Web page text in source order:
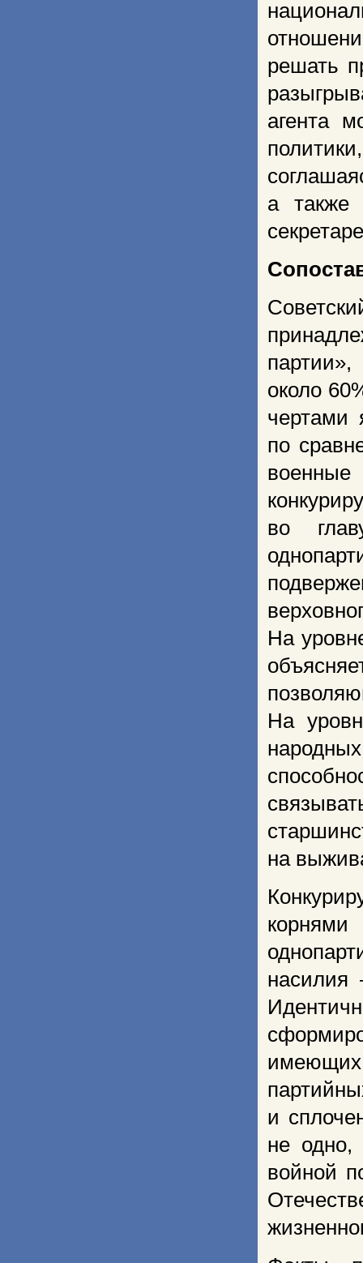
решать
агента
а также
около
чертами
по
во
На
На
на
насилия
имеющих
и
не одно,
войной